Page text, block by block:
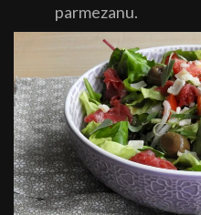
parmezanu.